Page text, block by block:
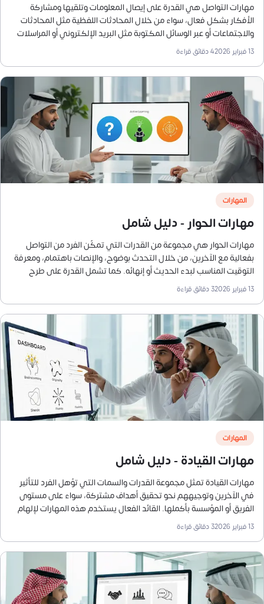
مهارات التواصل هي القدرة على إيصال المعلومات وتلقيها ومشاركة
الأفكار بشكل فعال، سواء من خلال المحادثات اللفظية مثل المحادثات
والاجتماعات أو عبر الوسائل المكتوبة مثل البريد الإلكتروني أو المراسلات
أو مواقع التواصل الاجتماعي، أو عند التواصل غير اللفظي الذي يتم عبر لغة
الجسد، الإيماءات، نبرة الصوت، والنغمة، أو عند التواصل البصري الذي يتم
13 فبراير 2026 4دقائق قراءة
المهارات
مهارات الحوار - دليل شامل
مهارات الحوار هي مجموعة من القدرات التي تمكّن الفرد من التواصل
بفعالية مع الآخرين، من خلال التحدث بوضوح، والإنصات باهتمام، ومعرفة
التوقيت المناسب لبدء الحديث أو إنهائه. كما تشمل القدرة على طرح
الأسئلة، تجنّب الافتراضات، إظهار الاحترام، والتحلي بالود والثقة بالنفس
والحزم. هذه المهارات تساعد على بناء علاقات إيجابية.
13 فبراير 2026 3دقائق قراءة
المهارات
مهارات القيادة - دليل شامل
مهارات القيادة تمثل مجموعة القدرات والسمات التي تؤهل الفرد للتأثير
في الآخرين وتوجيههم نحو تحقيق أهداف مشتركة، سواء على مستوى
الفريق أو المؤسسة بأكملها. القائد الفعال يستخدم هذه المهارات لإلهام
الفريق، إدارة التغيير، وتعزيز التعاون والثقة بين الأعضاء، كما يحقق التوازن
بين استراتيجيات المؤسسة واحتياجات الموظفين.
13 فبراير 2026 3دقائق قراءة